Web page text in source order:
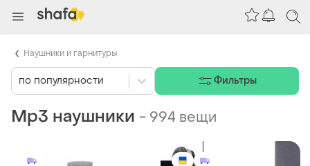
Mp3 наушники - 994 вещи
по популярности Фильтры
Наушники и гарнитуры